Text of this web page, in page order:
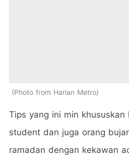
Photo from Harian Metro
Tips yang ini min khususkan
student dan juga orang
ramadan dengan kekawan